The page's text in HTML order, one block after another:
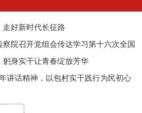
走好新时代长征路
院召开党组会传达学习第十六次全国
躬身实干让青春绽放芳华
讲话精神，以包村实干践行为民初心